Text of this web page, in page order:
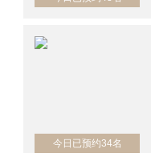
今日已预约34名